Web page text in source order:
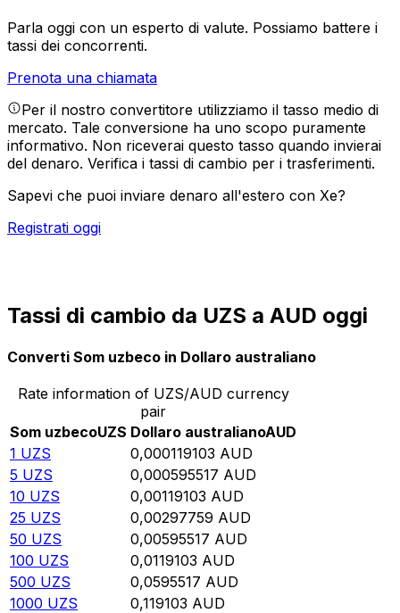
Parla oggi con un esperto di valute. Possiamo battere i
tassi dei concorrenti.
Prenota una chiamata
Per il nostro convertitore utilizziamo il tasso medio di
mercato. Tale conversione ha uno scopo puramente
informativo. Non riceverai questo tasso quando invierai
del denaro. Verifica i tassi di cambio per i trasferimenti.
Sapevi che puoi inviare denaro all'estero con Xe?
Registrati oggi
Tassi di cambio da UZS a AUD oggi
Converti Som uzbeco in Dollaro australiano
Rate information of UZS/AUD currency
pair
Som uzbecoUZS Dollaro australianoAUD
1 UZS 0,000119103 AUD
5 UZS 0,000595517 AUD
10 UZS 0,00119103 AUD
25 UZS 0,00297759 AUD
50 UZS 0,00595517 AUD
100 UZS 0,0119103 AUD
500 UZS 0,0595517 AUD
1000 UZS 0,119103 AUD